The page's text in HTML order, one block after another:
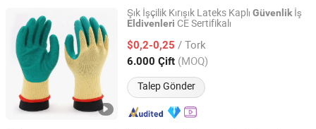
Eldiveni Güvenlik Eldiveni
Zincir Mektup Eldiven 15
Cm Kanca Manşet ile
nedir?
Güvenlik Eldivenleri,
Mutfak Kasabı Çalışma
Zincir Mektup Koruyucu
Kesilmeye Karşı Eldiven
nedir?
Çin'den nedir?
Şık İşçilik Kırışık Lateks Kaplı Güvenlikİş
Eldivenleri CE Sertifikalı
$0,2-0,25 / Tork
6.000 Çift (MOQ)
Talep Gönder
Qingdao Uneed Safety Products Co., Ltd.
Shandong, China Fiyat 2021